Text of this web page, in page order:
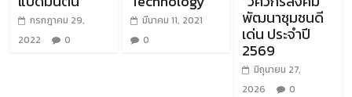
กรกฎาคม 29,
2022
0
มีนาคม 11, 2021
0
พัฒนาชุมชนดี
เด่น ประจำปี
2569
มิถุนายน 27,
2026
0